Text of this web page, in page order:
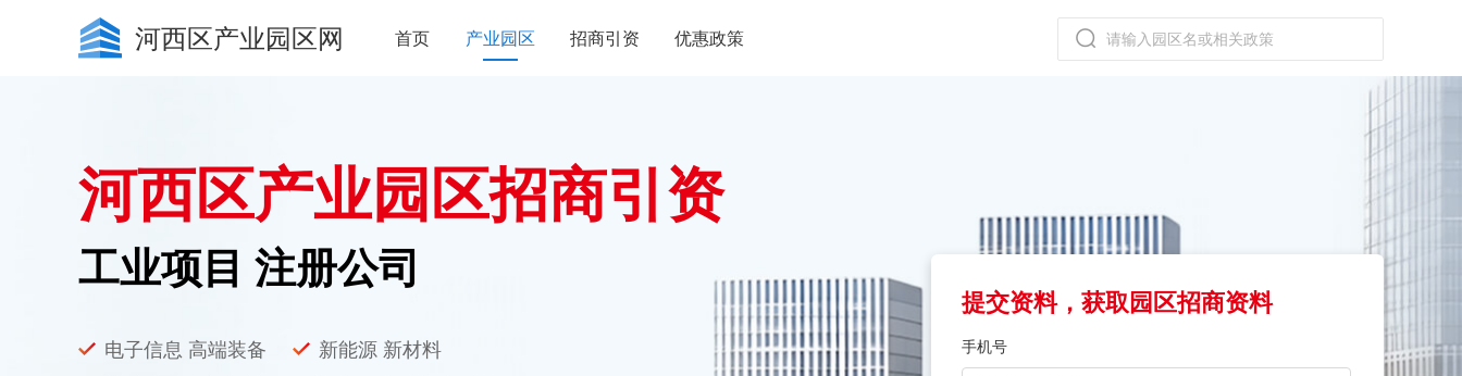
河西区产业园区网 首页 产业园区 招商引资 优惠政策
河西区产业园区招商引资
工业项目 注册公司
电子信息 高端装备
新能源 新材料
提交资料，获取园区招商资料
手机号